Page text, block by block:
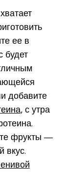
ее в
будет
добавите
, с утра
фрукты —
вкус.